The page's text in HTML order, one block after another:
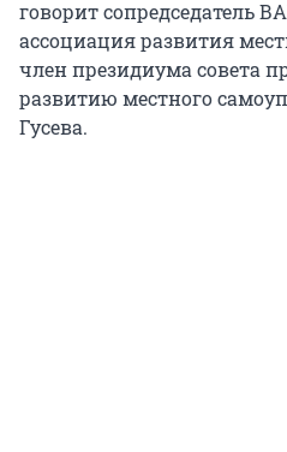
говорит сопредседатель
ассоциация развития
член президиума совета
развитию местного
Гусева.